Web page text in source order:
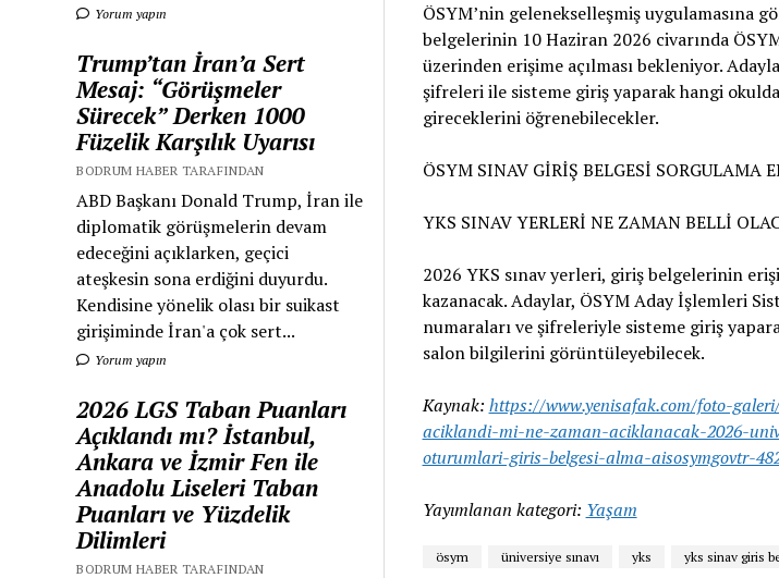
Yorum yapın
Trump’tan İran’a Sert
Mesaj: “Görüşmeler
Sürecek” Derken 1000
Füzelik Karşılık Uyarısı
BODRUM HABER TARAFINDAN
ABD Başkanı Donald Trump, İran ile
diplomatik görüşmelerin devam
edeceğini açıklarken, geçici
ateşkesin sona erdiğini duyurdu.
Kendisine yönelik olası bir suikast
girişiminde İran'a çok sert...
Yorum yapın
2026 LGS Taban Puanları
Açıklandı mı? İstanbul,
Ankara ve İzmir Fen ile
Anadolu Liseleri Taban
Puanları ve Yüzdelik
Dilimleri
BODRUM HABER TARAFINDAN
ÖSYM’nin gelenekselleşmiş uygulamasına
belgelerinin 10 Haziran 2026 civarında
üzerinden erişime açılması bekleniyor.
şifreleri ile sisteme giriş yaparak hangi
gireceklerini öğrenebilecekler.
ÖSYM SINAV GİRİŞ BELGESİ SORGULAMA
YKS SINAV YERLERİ NE ZAMAN BELLİ
2026 YKS sınav yerleri, giriş belgelerinin
kazanacak. Adaylar, ÖSYM Aday İşlemleri
numaraları ve şifreleriyle sisteme giriş
salon bilgilerini görüntüleyebilecek.
Kaynak: https://www.yenisafak.com/foto-
aciklandi-mi-ne-zaman-aciklanacak-2026-
oturumlari-giris-belgesi-alma-aisosymgovtr-
Yayımlanan kategori: Yaşam
ösym üniversiye sınavı yks yks sinav giris